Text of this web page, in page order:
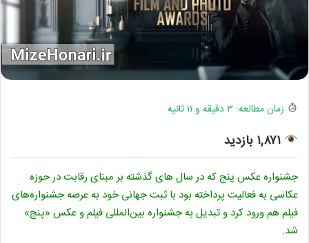
زمان مطالعه: ۳ دقیقه و ۱۱ ثانیه
۱,۸۷۱ بازدید
جشنواره عکس پنج که در سال‌ های گذشته بر مبنای رقابت در حوزه‌
عکاسی به فعالیت پرداخته بود با ثبت جهانی خود به عرصه جشنواره‌های
فیلم هم ورود کرد و تبدیل به جشنواره بین‌المللی فیلم و عکس «پنج»
شد.